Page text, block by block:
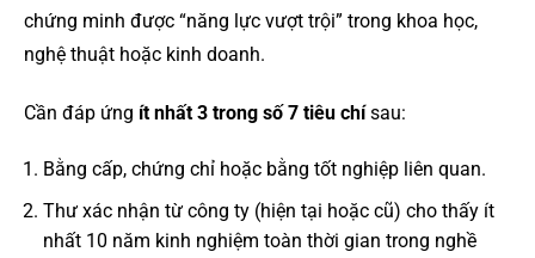
chứng minh được “năng lực vượt trội” trong khoa học,
nghệ thuật hoặc kinh doanh.
Cần đáp ứng ít nhất 3 trong số 7 tiêu chísau:
Bằng cấp, chứng chỉ hoặc bằng tốt nghiệp liên quan.
Thư xác nhận từ công ty (hiện tại hoặc cũ) cho thấy ít
nhất 10 năm kinh nghiệm toàn thời gian trong nghề